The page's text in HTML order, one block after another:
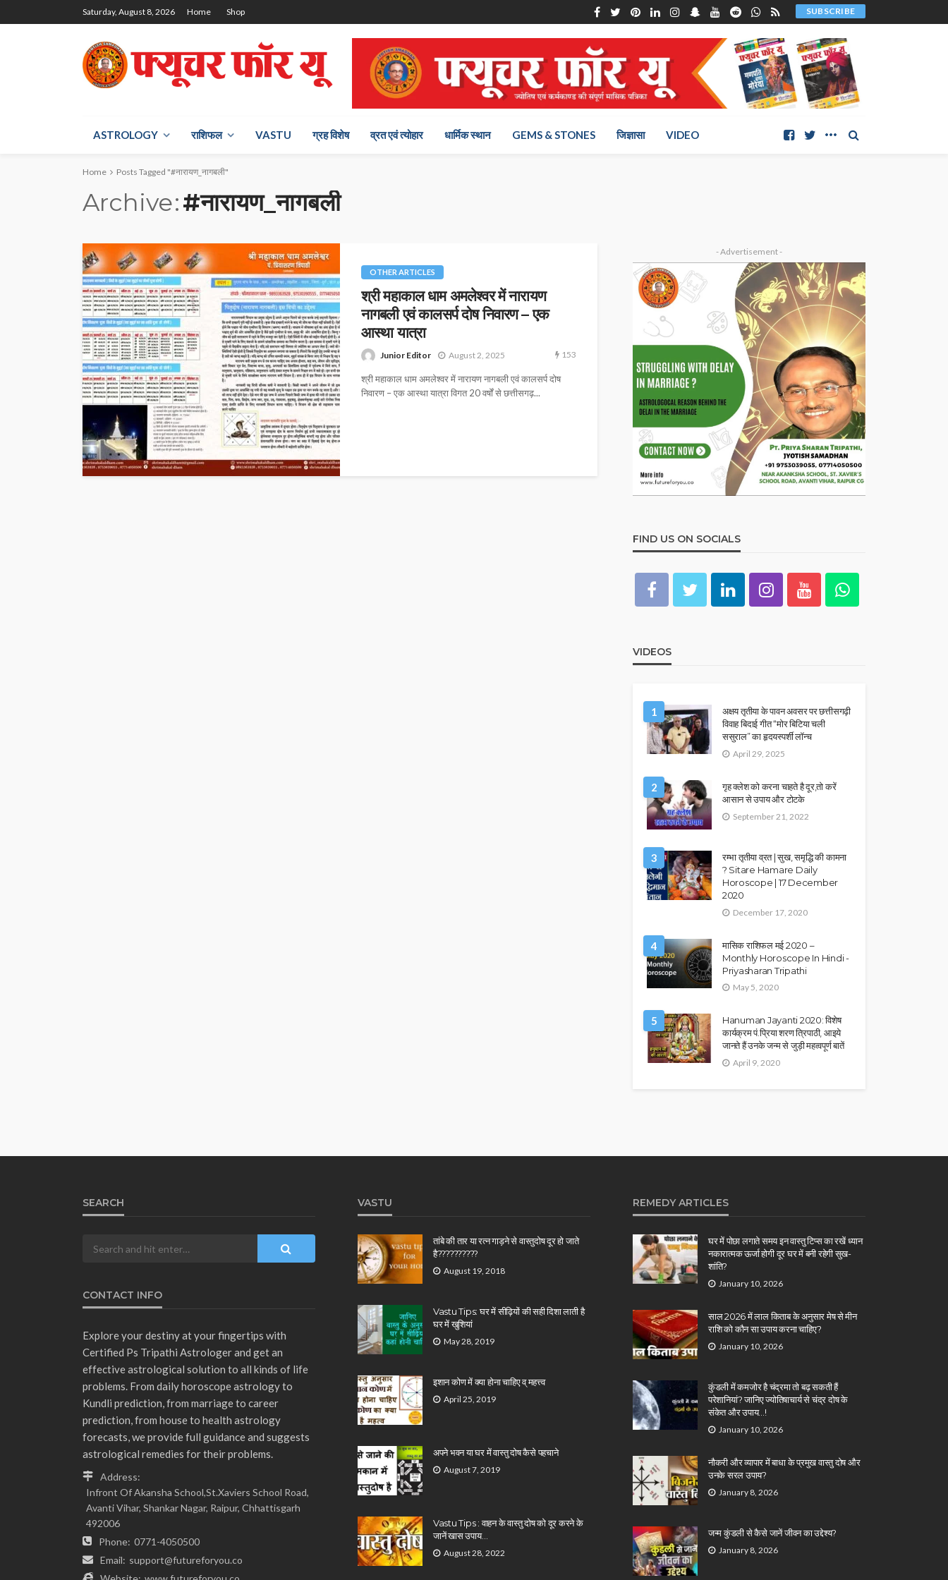
Saturday, August 8, 2026 Home Shop SUBSCRIBE
ASTROLOGY राश‍िफल VASTU ग्रह विशेष व्रत एवं त्योहार धार्मिक स्थान GEMS & STONES जिज्ञासा VIDEO
Home Posts Tagged "#नारायण_नागबली"
Archive #नारायण_नागबली
OTHER ARTICLES
श्री महाकाल धाम अमलेश्वर में नारायण
नागबली एवं कालसर्प दोष निवारण – एक
आस्था यात्रा
Junior Editor August 2, 2025 153
श्री महाकाल धाम अमलेश्वर में नारायण नागबली एवं कालसर्प दोष
निवारण – एक आस्था यात्रा विगत 20 वर्षों से छत्तीसगढ़...
- Advertisement -
FIND US ON SOCIALS
VIDEOS
1
अक्षय तृतीया के पावन अवसर पर छत्तीसगढ़ी
विवाह बिदाई गीत “मोर बिटिया चली
ससुराल” का हृदयस्पर्शी लॉन्च
April 29, 2025
2
गृह क्लेश को करना चाहते है दूर,तो करें
आसान से उपाय और टोटके
September 21, 2022
3
रम्भा तृतीया व्रत | सुख, समृद्धि की कामना
? Sitare Hamare Daily
Horoscope | 17 December
2020
December 17, 2020
4
मासिक राशिफल मई 2020 –
Monthly Horoscope In Hindi -
Priyasharan Tripathi
May 5, 2020
5
Hanuman Jayanti 2020: विशेष
कार्यक्रम पं.प्रिया शरण त्रिपाठी, आइये
जानते हैं उनके जन्म से जुड़ी महत्वपूर्ण बातें
April 9, 2020
SEARCH
CONTACT INFO
Explore your destiny at your fingertips with
Certified Ps Tripathi Astrologer and get an
effective astrological solution to all kinds of life
problems. From daily horoscope astrology to
Kundli prediction, from marriage to career
prediction, from house to health astrology
forecasts, we provide full guidance and suggests
astrological remedies for their problems.
Address:
Infront Of Akansha School,St.Xaviers School Road,
Avanti Vihar, Shankar Nagar, Raipur, Chhattisgarh
492006
Phone: 0771-4050500
Email: support@futureforyou.co
VASTU
तांबे की तार या रत्न गाड़ने से वास्तुदोष दूर हो जाते
है??????????
August 19, 2018
Vastu Tips: घर में सीढ़ियों की सही दिशा लाती है
घर में खुशियां
May 28, 2019
इशान कोण में क्या होना चाहिए व् महत्त्व
April 25, 2019
अपने भवन या घर में वास्तु दोष कैसे पहचाने
August 7, 2019
Vastu Tips : वाहन के वास्तु दोष को दूर करने के
जानें खास उपाय…
August 28, 2022
REMEDY ARTICLES
घर में पोछा लगाते समय इन वास्तु टिप्स का रखें ध्यान
नकारात्मक ऊर्जा होगी दूर घर में बनी रहेगी सुख-
शांति?
January 10, 2026
साल 2026 में लाल किताब के अनुसार मेष से मीन
राशि को कौन सा उपाय करना चाहिए?
January 10, 2026
कुंडली में कमजोर है चंद्रमा तो बढ़ सकती हैं
परेशानियां? जानिए ज्योतिषाचार्य से चंद्र दोष के
संकेत और उपाय…!
January 10, 2026
नौकरी और व्यापार में बाधा के प्रमुख वास्तु दोष और
उनके सरल उपाय?
January 8, 2026
जन्म कुंडली से कैसे जानें जीवन का उद्देश्य?
January 8, 2026